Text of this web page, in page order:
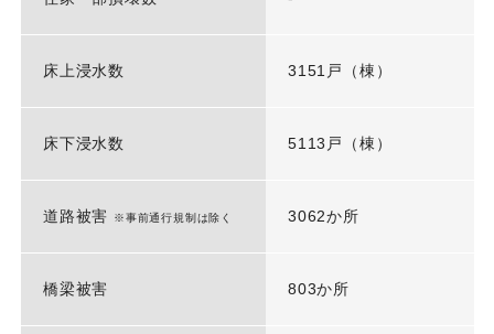
床上浸水数 3151戸（棟）
床下浸水数 5113戸（棟）
道路被害 ※事前通行規制は除く 3062か所
橋梁被害 803か所